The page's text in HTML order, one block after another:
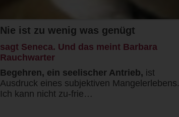
Nie ist zu wenig was genügt
sagt Seneca. Und das meint Barbara
Rauchwarter
Begehren, ein seelischer Antrieb, ist
Ausdruck eines subjektiven Mangelerlebens.
Ich kann nicht zu-frie…